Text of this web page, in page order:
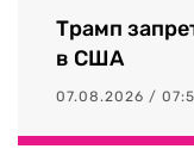
Трамп
в США
07.08.2026 /